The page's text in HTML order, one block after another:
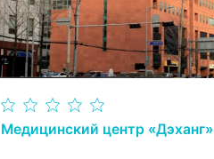
Медицинский центр «Дэханг»